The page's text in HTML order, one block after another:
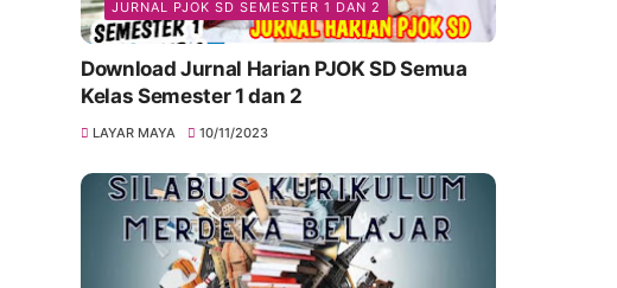
JURNAL PJOK SD SEMESTER 1 DAN 2
Download Jurnal Harian PJOK SD Semua
Kelas Semester 1 dan 2
LAYAR MAYA 10/11/2023